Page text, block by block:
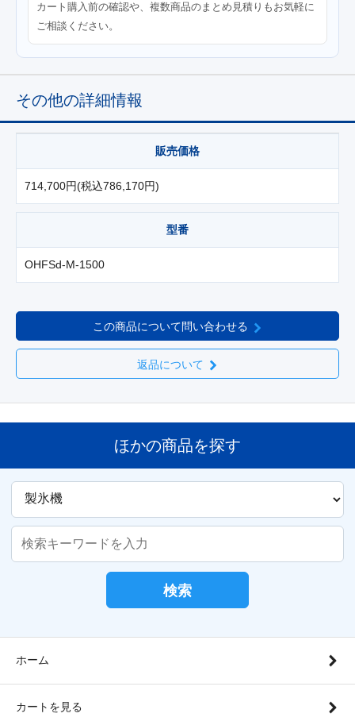
カート購入前の確認や、複数商品のまとめ見積りもお気軽に
ご相談ください。
その他の詳細情報
販売価格
714,700円(税込786,170円)
型番
OHFSd-M-1500
この商品について問い合わせる
返品について
ほかの商品を探す
検索
ホーム
カートを見る